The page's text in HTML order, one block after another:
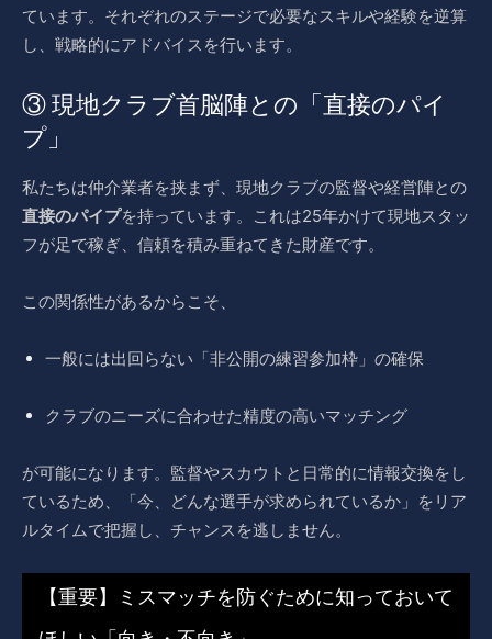
ています。それぞれのステージで必要なスキルや経験を逆算
し、戦略的にアドバイスを行います。
③ 現地クラブ首脳陣との「直接のパイ
プ」
私たちは仲介業者を挟まず、現地クラブの監督や経営陣との
直接のパイプを持っています。これは25年かけて現地スタッ
フが足で稼ぎ、信頼を積み重ねてきた財産です。
この関係性があるからこそ、
一般には出回らない「非公開の練習参加枠」の確保
クラブのニーズに合わせた精度の高いマッチング
が可能になります。監督やスカウトと日常的に情報交換をし
ているため、「今、どんな選手が求められているか」をリア
ルタイムで把握し、チャンスを逃しません。
【重要】ミスマッチを防ぐために知っておいて